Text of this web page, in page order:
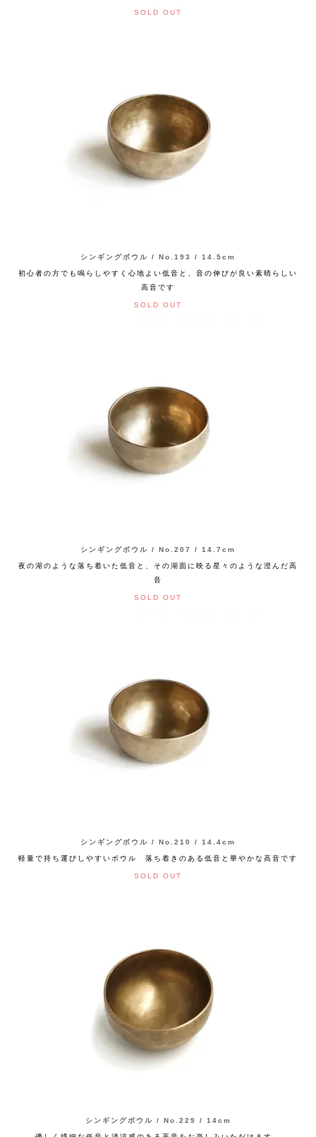
SOLD OUT
シンギングボウル / No.193 / 14.5cm
初心者の方でも鳴らしやすく心地よい低音と、音の伸びが良い素晴らしい
高音です
SOLD OUT
シンギングボウル / No.207 / 14.7cm
夜の湖のような落ち着いた低音と、その湖面に映る星々のような澄んだ高
音
SOLD OUT
シンギングボウル / No.210 / 14.4cm
軽量で持ち運びしやすいボウル 落ち着きのある低音と華やかな高音です
SOLD OUT
シンギングボウル / No.229 / 14cm